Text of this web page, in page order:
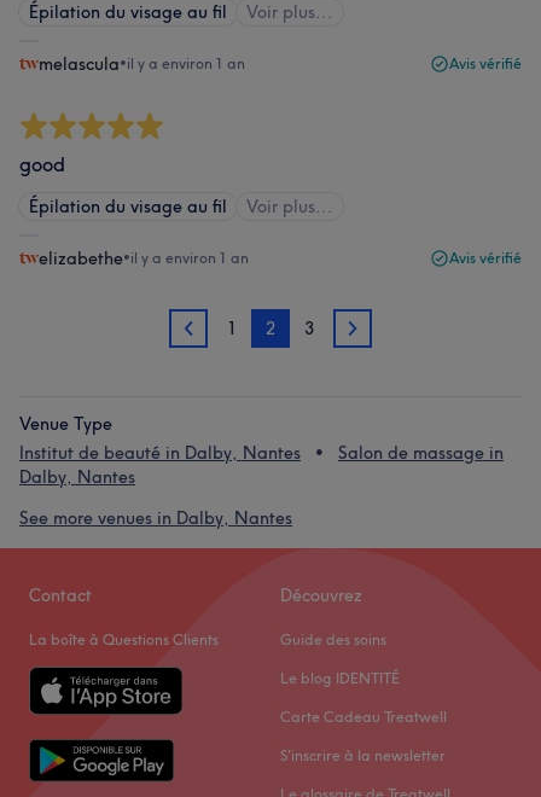
Épilation du visage au fil Voir plus...
melascula•il y a environ 1 an Avis vérifié
good
Épilation du visage au fil Voir plus...
elizabethe•il y a environ 1 an Avis vérifié
1 1 2 3 3
Venue Type
Institut de beauté in Dalby, Nantes
Salon de massage in
Dalby, Nantes
See more venues in Dalby, Nantes
Contact
La boîte à Questions Clients
Découvrez
Guide des soins
Le blog IDENTITÉ
Carte Cadeau Treatwell
S'inscrire à la newsletter